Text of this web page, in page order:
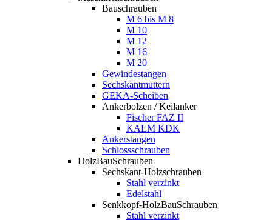
Bauschrauben
M 6 bis M 8
M 10
M 12
M 16
M 20
Gewindestangen
Sechskantmuttern
GEKA-Scheiben
Ankerbolzen / Keilanker
Fischer FAZ II
KALM KDK
Ankerstangen
Schlossschrauben
HolzBauSchrauben
Sechskant-Holzschrauben
Stahl verzinkt
Edelstahl
Senkkopf-HolzBauSchrauben
Stahl verzinkt